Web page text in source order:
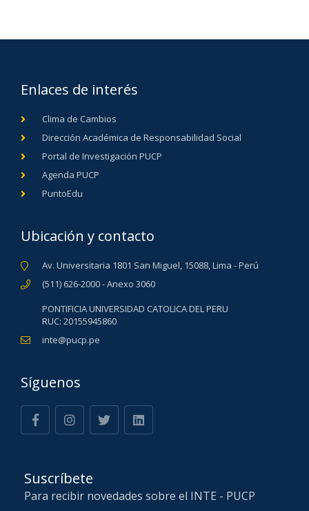
Enlaces de interés
Clima de Cambios
Dirección Académica de Responsabilidad Social
Portal de Investigación PUCP
Agenda PUCP
PuntoEdu
Ubicación y contacto
Av. Universitaria 1801 San Miguel, 15088, Lima - Perú
(511) 626-2000 - Anexo 3060
PONTIFICIA UNIVERSIDAD CATOLICA DEL PERU
RUC: 20155945860
inte@pucp.pe
Síguenos
Suscríbete
Para recibir novedades sobre el INTE - PUCP